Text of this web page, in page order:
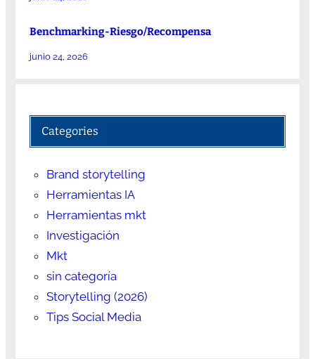
Benchmarking-Riesgo/Recompensa
junio 24, 2026
Categories
Brand storytelling
Herramientas IA
Herramientas mkt
Investigación
Mkt
sin categoría
Storytelling (2026)
Tips Social Media